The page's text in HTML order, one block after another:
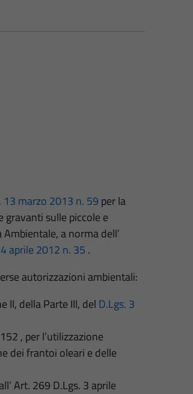
13 marzo 2013 n. 59 per la
sulle piccole e
a norma dell’
aprile 2012 n. 35 .
autorizzazioni ambientali:
II, della Parte III, del D.Lgs. 3
, per l’utilizzazione
dei frantoi oleari e delle
Art. 269 D.Lgs. 3 aprile